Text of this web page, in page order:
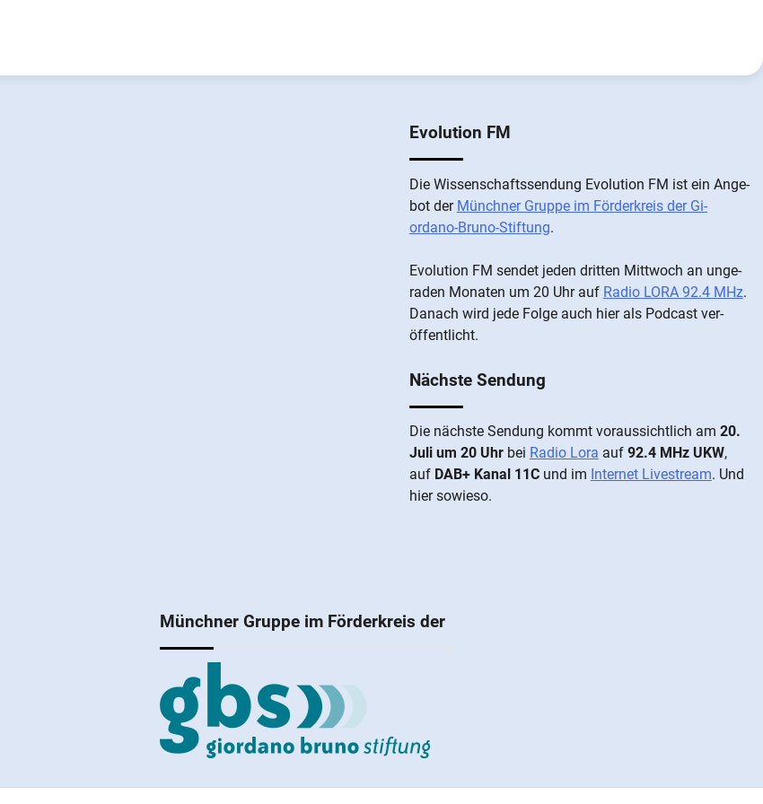
Evolution FM
Die Wis­sen­schafts­send­ung Evolution FM ist ein An­ge­
bot der Münch­ner Grup­pe im För­der­kreis der Gi­
ordano-Bruno-Stiftung.
Evolution FM sen­det je­den drit­ten Mitt­woch an un­ge­
ra­den Mo­nat­en um 20 Uhr auf Radio LORA 92.4 MHz.
Da­nach wird je­de Fol­ge auch hier als Pod­cast ver­
öffentlicht.
Nächste Sendung
Die näch­ste Sen­dung kommt vor­aus­sicht­lich am 20.
Juli um 20 Uhrbei Radio Lora auf 92.4 MHz UKW,
auf DAB+ Kanal 11Cund im Internet Livestream. Und
hier sowieso.
Münchner Gruppe im Förderkreis der